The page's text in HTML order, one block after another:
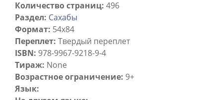
Количество страниц: 496
Раздел: Сахабы
Формат: 54х84
Переплет: Твердый переплет
ISBN: 978-9967-9218-9-4
Тираж: None
Возрастное ограничение: 9+
Язык: